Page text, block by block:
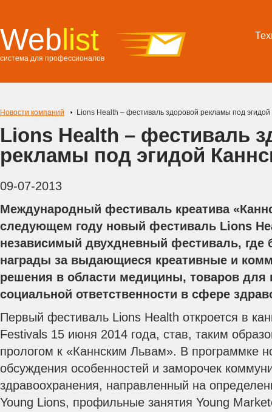
Weblist
система для профессионалов
Новости компаний Lions Health – фестиваль здоровой рекламы под эгидой
Lions Health – фестиваль
рекламы под эгидой
09-07-2013
Международный фестиваль креатива
следующем году новый фестиваль Lions
независимый двухдневный фестиваль, где
награды за выдающиеся креативные и
решения в области медицины, товаров для
социальной ответственности в сфере
Первый фестиваль Lions Health откроется в
Festivals 15 июня 2014 года, став, таким
прологом к «Каннским Львам». В программке
обсуждения особенностей и заморочек
здравоохранения, направленный на
Young Lions, профильные занятия Young